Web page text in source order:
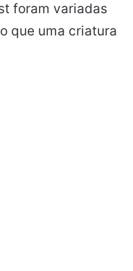
foram variadas
que uma criatura